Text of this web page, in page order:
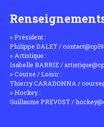
> Président :
Philippe DALET /
> Artistique :
Isabelle BARRIE /
> Course / Loisir :
Thierry CARADONNA /
> Hockey :
Guillaume PREVOST /